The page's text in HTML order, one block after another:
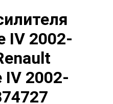
IV 2002-
IV 2002-